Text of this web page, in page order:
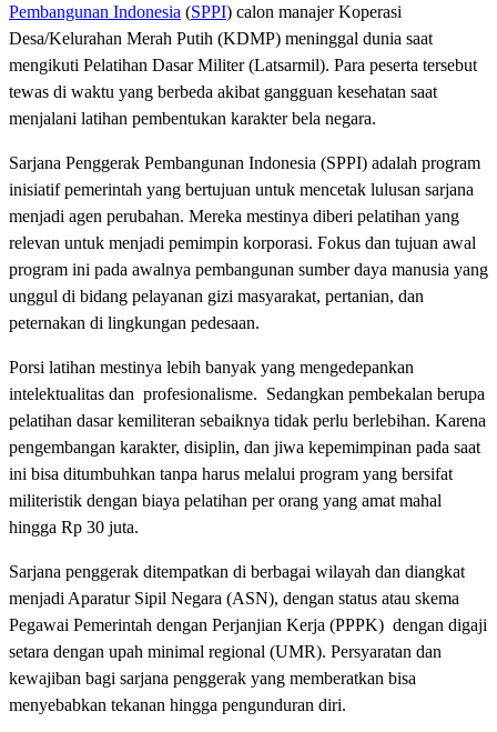
Pembangunan Indonesia (SPPI) calon manajer Koperasi
Desa/Kelurahan Merah Putih (KDMP) meninggal dunia saat
mengikuti Pelatihan Dasar Militer (Latsarmil). Para peserta tersebut
tewas di waktu yang berbeda akibat gangguan kesehatan saat
menjalani latihan pembentukan karakter bela negara.
Sarjana Penggerak Pembangunan Indonesia (SPPI) adalah program
inisiatif pemerintah yang bertujuan untuk mencetak lulusan sarjana
menjadi agen perubahan. Mereka mestinya diberi pelatihan yang
relevan untuk menjadi pemimpin korporasi. Fokus dan tujuan awal
program ini pada awalnya pembangunan sumber daya manusia yang
unggul di bidang pelayanan gizi masyarakat, pertanian, dan
peternakan di lingkungan pedesaan.
Porsi latihan mestinya lebih banyak yang mengedepankan
intelektualitas dan profesionalisme. Sedangkan pembekalan berupa
pelatihan dasar kemiliteran sebaiknya tidak perlu berlebihan. Karena
pengembangan karakter, disiplin, dan jiwa kepemimpinan pada saat
ini bisa ditumbuhkan tanpa harus melalui program yang bersifat
militeristik dengan biaya pelatihan per orang yang amat mahal
hingga Rp 30 juta.
Sarjana penggerak ditempatkan di berbagai wilayah dan diangkat
menjadi Aparatur Sipil Negara (ASN), dengan status atau skema
Pegawai Pemerintah dengan Perjanjian Kerja (PPPK) dengan digaji
setara dengan upah minimal regional (UMR). Persyaratan dan
kewajiban bagi sarjana penggerak yang memberatkan bisa
menyebabkan tekanan hingga pengunduran diri.